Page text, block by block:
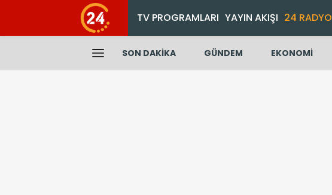
TV PROGRAMLARI YAYIN AKIŞI 24 RADYO
SON DAKİKA GÜNDEM EKONOMİ